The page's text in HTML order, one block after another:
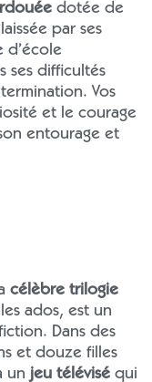
dotée de
par ses
d’école
ses difficultés
Vos
et le courage
entourage et
célèbre trilogie
ados, est un
Dans des
et douze filles
un jeu télévisé qui